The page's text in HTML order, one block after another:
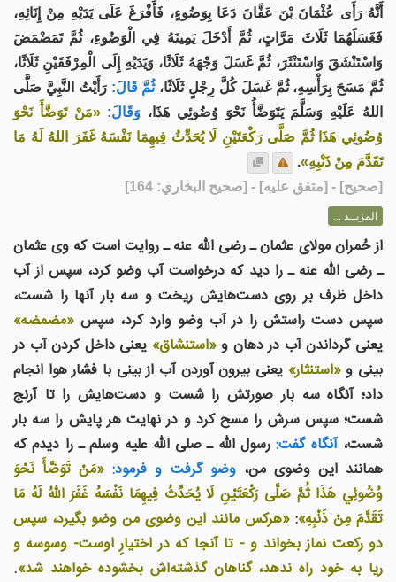
أَنَّهُ رَأَى عُثْمَانَ بْنَ عَفَّانَ دَعَا بِوَضُوءٍ، فَأَفْرَغَ عَلَى يَدَيْهِ مِنْ إِنَائِهِ،
فَغَسَلَهُمَا ثَلَاثَ مَرَّاتٍ، ثُمَّ أَدْخَلَ يَمِينَهُ فِي الْوَضُوءِ، ثُمَّ تَمَضْمَضَ
وَاسْتَنْشَقَ وَاسْتَنْثَرَ، ثُمَّ غَسَلَ وَجْهَهُ ثَلَاثًا، وَيَدَيْهِ إِلَى الْمِرْفَقَيْنِ ثَلَاثًا،
ثُمَّ مَسَحَ بِرَأْسِهِ، ثُمَّ غَسَلَ كُلَّ رِجْلٍ ثَلَاثًا، ثُمَّ قَالَ: رَأَيْتُ النَّبِيَّ صَلَّى
اللهُ عَلَيْهِ وَسَلَّمَ يَتَوَضَّأُ نَحْوَ وُضُوئِي هَذَا، وَقَالَ: «مَنْ تَوَضَّأَ نَحْوَ
وُضُوئِي هَذَا ثُمَّ صَلَّى رَكْعَتَيْنِ لَا يُحَدِّثُ فِيهِمَا نَفْسَهُ غَفَرَ اللهُ لَهُ مَا
تَقَدَّمَ مِنْ ذَنْبِهِ».
[صحيح] - [متفق عليه] - [صحيح البخاري: 164]
المزيــد ...
از حُمران مولاى عثمان ـ رضى الله عنه ـ روایت است که وی عثمان
ـ رضى الله عنه ـ را دید که درخواست آب وضو كرد، سپس از آب
داخل ظرف بر روى دست‌هايش ريخت و سه بار آنها را شست،
سپس دست راستش را در آب وضو وارد كرد، سپس «مضمضه»
یعنی گرداندن آب در دهان و«استنشاق» یعنی داخل كردن آب در
بينى و«استنثار» یعنی بيرون آوردن آب از بينى با فشار هوا انجام
داد؛ آنگاه سه بار صورتش را شست و دست‌هايش را تا آرنج
شست؛ سپس سرش را مسح كرد و در نهایت هر پايش را سه بار
شست، آنگاه گفت:رسول الله ـ صلى الله عليه وسلم ـ را ديدم كه
همانند اين وضوی من، وضو گرفت و فرمود: «مَنْ تَوَضَّأَ نَحْوَ
وُضُوئِي هَذَا ثُمَّ صَلَّى رَكْعَتَيْنِ لَا يُحَدِّثُ فِيهِمَا نَفْسَهُ غَفَرَ اللهُ لَهُ مَا
تَقَدَّمَ مِنْ ذَنْبِهِ»: «هركس مانند اين وضوى من وضو بگیرد، سپس
دو ركعت نماز بخواند و - تا آنجا که در اختيارِ اوست- وسوسه و
ريا به خود راه ندهد، گناهان گذشته‌اش بخشوده خواهند شد».